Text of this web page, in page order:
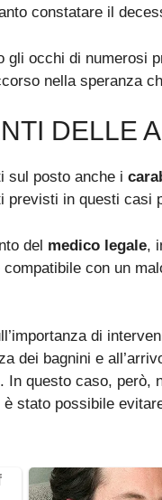
constatare il
gli occhi di numerosi
nella speranza
DELLE
sul posto anche i
previsti in questi
del medico legale,
con un
di
dei bagnini e
questo caso, però,
stato possibile